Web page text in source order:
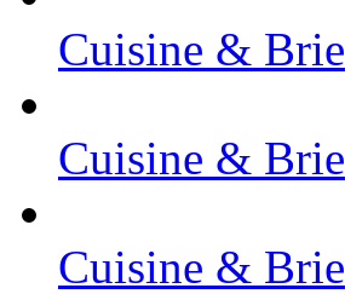
Cuisine & Brie
Cuisine & Brie
Cuisine & Brie